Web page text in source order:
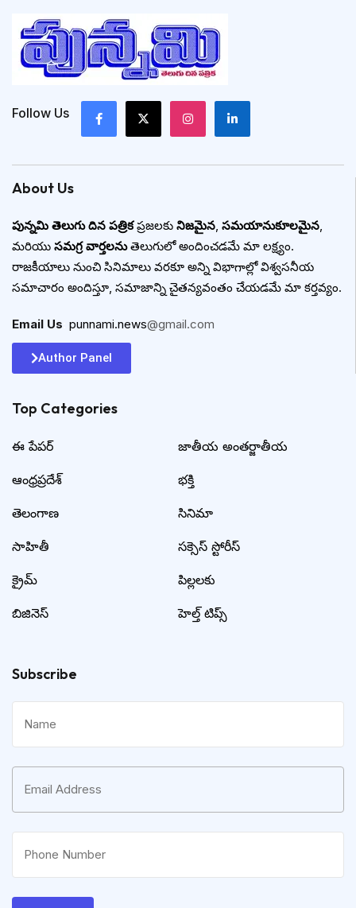
Follow Us
About Us
పున్నమి తెలుగు దిన పత్రికప్రజలకు నిజమైన, సమయానుకూలమైన,
మరియు సమగ్ర వార్తలనుతెలుగులో అందించడమే మా లక్ష్యం.
రాజకీయాలు నుంచి సినిమాలు వరకూ అన్ని విభాగాల్లో విశ్వసనీయ
సమాచారం అందిస్తూ, సమాజాన్ని చైతన్యవంతం చేయడమే మా కర్తవ్యం.
Email Us punnami.news@gmail.com
Author Panel
Top Categories​
ఈ పేపర్
ఆంధ్రప్రదేశ్
తెలంగాణ
సాహితీ
క్రైమ్
బిజినెస్
జాతీయ అంతర్జాతీయ
భక్తి
సినిమా
సక్సెస్ స్టోరీస్
పిల్లలకు
హెల్త్ టిప్స్
Subscribe